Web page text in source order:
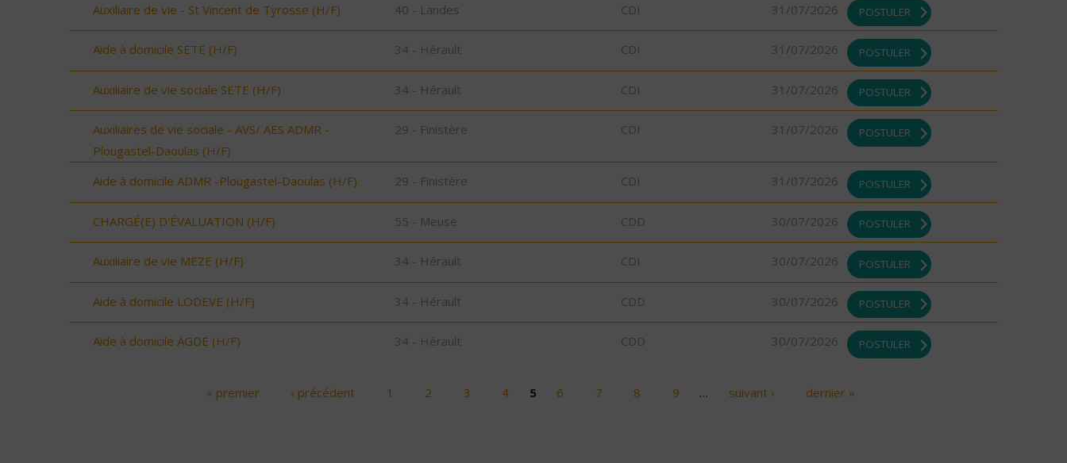
Auxiliaire de vie - St Vincent de Tyrosse (H/F) 40 - Landes CDI 31/07/2026 POSTULER
Aide à domicile SETE (H/F) 34 - Hérault CDI 31/07/2026 POSTULER
Auxiliaire de vie sociale SETE (H/F) 34 - Hérault CDI 31/07/2026 POSTULER
Auxiliaires de vie sociale - AVS/ AES ADMR -
Plougastel-Daoulas (H/F)
29 - Finistère CDI 31/07/2026 POSTULER
Aide à domicile ADMR -Plougastel-Daoulas (H/F) 29 - Finistère CDI 31/07/2026 POSTULER
CHARGÉ(E) D'ÉVALUATION (H/F) 55 - Meuse CDD 30/07/2026 POSTULER
Auxiliaire de vie MEZE (H/F) 34 - Hérault CDI 30/07/2026 POSTULER
Aide à domicile LODEVE (H/F) 34 - Hérault CDD 30/07/2026 POSTULER
Aide à domicile AGDE (H/F) 34 - Hérault CDD 30/07/2026 POSTULER
« premier ‹ précédent 1 2 3 4 5 6 7 8 9 … suivant › dernier »